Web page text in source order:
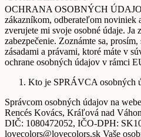
OCHRANA OSOBNÝCH
zákazníkom, odberateľom noviniek
zverujete mi svoje osobné údaje. Ja
zabezpečenie. Zoznámte sa,
zásadami a právami, ktoré máte v
ochrane osobných údajov v rámci
Kto je SPRÁVCA osobných
Správcom osobných údajov na
Rencés Kovács, Kráľová nad
DIČ: 1080472052, IČO-DPH:
lovecolors@lovecolors.sk Vaše